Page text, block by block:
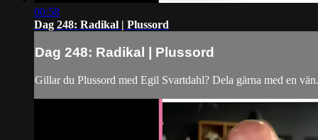
00:58
Dag 248: Radikal | Plussord
Dag 248: Radikal | Plussord
Gillar du Plussord med Egil Svartdahl? Dela gärna med en vän.